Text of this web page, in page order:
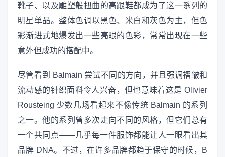
靴子、以及雕塑般扭曲的高跟鞋都成为了这一系列的
明星单品。整体色调以黑色、米白和灰色为主，但色
彩渐进式地爆发出一些亮眼的色彩，常常出现在一些
意外但成功的搭配中。
尽管看到 Balmain 尝试不同的方向，并且强调褶皱和
流动感的针织面料令人兴奋，但也意味着这是 Olivier
Rousteing 少数几场看起来不像传统 Balmain 的系列
之一。他的系列曾多次走向不同的风格，但它们总有
一个共同点——几乎每一件服饰都能让人一眼看出其
品牌 DNA。不过，在许多品牌都趋于保守的时候，B